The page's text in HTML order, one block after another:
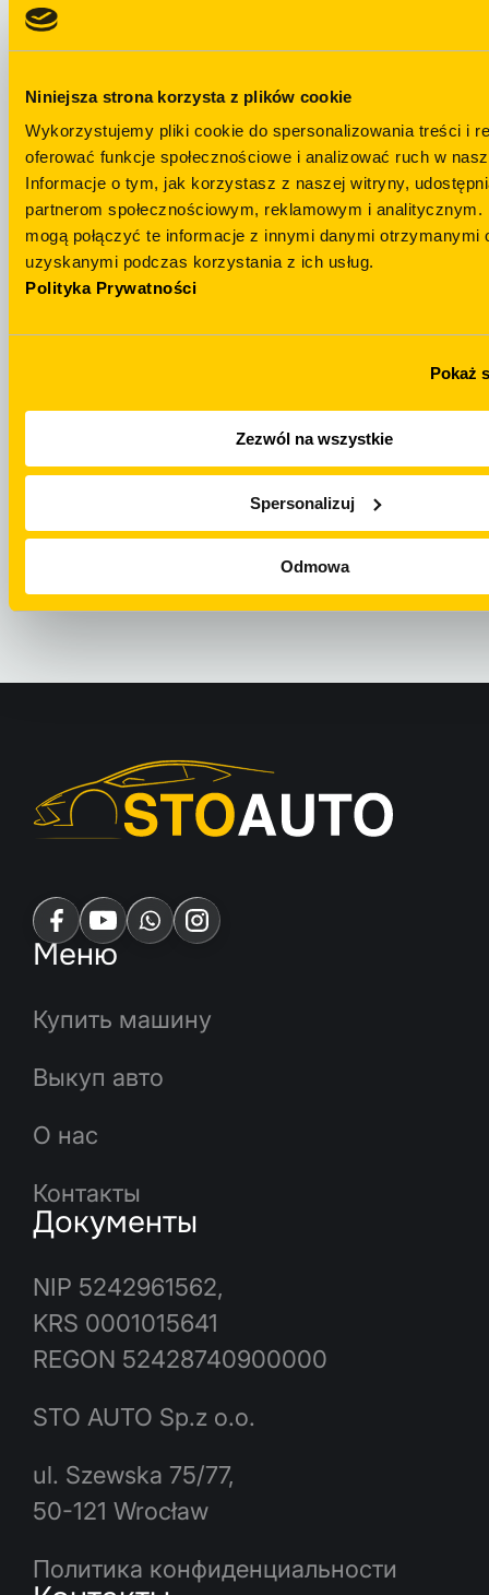
Niniejsza strona korzysta z plików cookie
Wykorzystujemy pliki cookie do spersonalizowania treści i
oferować funkcje społecznościowe i analizować ruch w
Informacje o tym, jak korzystasz z naszej witryny,
partnerom społecznościowym, reklamowym i analitycznym.
mogą połączyć te informacje z innymi danymi otrzymanymi
uzyskanymi podczas korzystania z ich usług.
Polityka Prywatności
Pokaż
Zezwól na wszystkie
Spersonalizuj
Odmowa
Остались
вопросы?
+48 694 439 888
Telegram
WhatsApp
НАПИСАТЬ НА
Email
ОТПРАВИТЬ
Меню
Купить машину
Выкуп авто
О нас
Контакты
Документы
NIP 5242961562,
KRS 0001015641
REGON 52428740900000
STO AUTO Sp.z o.o.
ul. Szewska 75/77,
50-121 Wrocław
Политика конфиденциальности